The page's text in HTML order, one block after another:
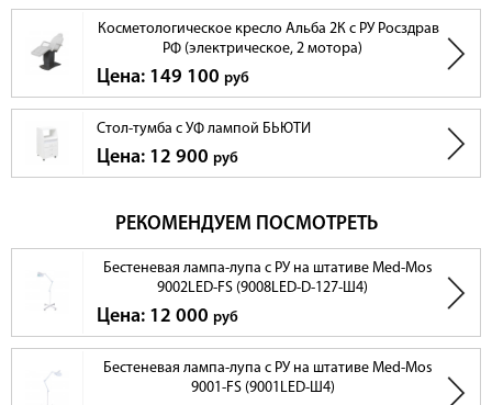
Косметологическое кресло Альба 2К с РУ Росздрав
РФ (электрическое, 2 мотора)
Цена: 149 100 руб
Стол-тумба с УФ лампой БЬЮТИ
Цена: 12 900 руб
РЕКОМЕНДУЕМ ПОСМОТРЕТЬ
Бестеневая лампа-лупа с РУ на штативе Med-Mos
9002LED-FS (9008LED-D-127-Ш4)
Цена: 12 000 руб
Бестеневая лампа-лупа с РУ на штативе Med-Mos
9001-FS (9001LED-Ш4)